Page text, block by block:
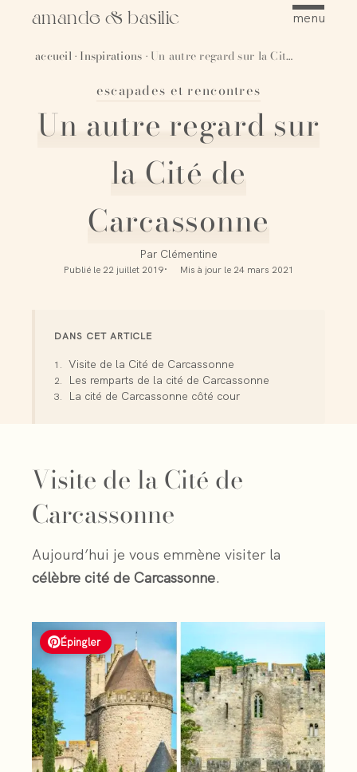
amande & basilic menu
accueil · Inspirations · Un autre regard sur la Cité de Carcassonne
Épinglerescapades et rencontres
Un autre regard sur
la Cité de
Carcassonne
Par Clémentine
Publié le 22 juillet 2019 Mis à jour le 24 mars 2021
DANS CET ARTICLE
Visite de la Cité de Carcassonne
Les remparts de la cité de Carcassonne
La cité de Carcassonne côté cour
Visite de la Cité de
Carcassonne
Aujourd’hui je vous emmène visiter la
célèbre cité de Carcassonne.
Épingler